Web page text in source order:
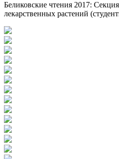
Беликовские чтения 2017:
лекарственных растений